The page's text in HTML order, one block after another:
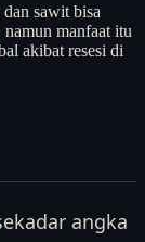
sawit bisa
manfaat itu
akibat resesi di
angka